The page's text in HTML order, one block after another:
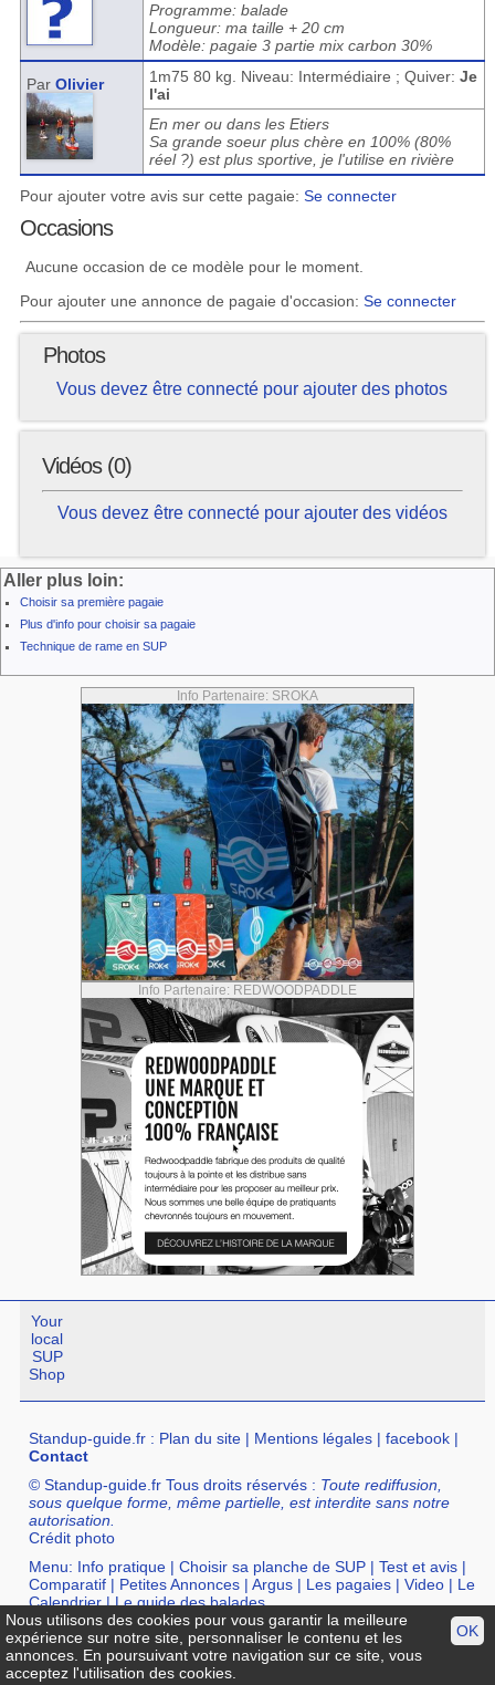
Programme: balade
Longueur: ma taille + 20 cm
Modèle: pagaie 3 partie mix carbon 30%
Par Olivier 1m75 80 kg. Niveau: Intermédiaire ; Quiver: Je
l'ai
En mer ou dans les Etiers
Sa grande soeur plus chère en 100% (80%
réel ?) est plus sportive, je l'utilise en rivière
Pour ajouter votre avis sur cette pagaie: Se connecter
Occasions
Aucune occasion de ce modèle pour le moment.
Pour ajouter une annonce de pagaie d'occasion: Se connecter
Photos
Vous devez être connecté pour ajouter des photos
Vidéos (0)
Vous devez être connecté pour ajouter des vidéos
Aller plus loin:
Choisir sa première pagaie
Plus d'info pour choisir sa pagaie
Technique de rame en SUP
Info Partenaire: SROKA
Info Partenaire: REDWOODPADDLE
Your
local
SUP
Shop
Standup-guide.fr : Plan du site | Mentions légales |facebook |
Contact
© Standup-guide.fr Tous droits réservés : Toute rediffusion,
sous quelque forme, même partielle, est interdite sans notre
autorisation.
Crédit photo
Menu: Info pratique |Choisir sa planche de SUP |Test et avis |
Comparatif | Petites Annonces |Argus | Les pagaies |Video | Le
Calendrier|Le guide des balades
Annuaire : SurfShop et Magasins pour acheter un SUP
Points
Location de SUP|Ecole de SUP
OK
Nous utilisons des cookies pour vous garantir la meilleure
expérience sur notre site, personnaliser le contenu et les
annonces. En poursuivant votre navigation sur ce site, vous
acceptez l'utilisation des cookies.